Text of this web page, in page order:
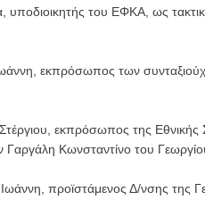
υποδιοικητής του ΕΦΚΑ, ως
εκπρόσωπος των
εκπρόσωπος της
Κωνσταντίνο του
προϊστάμενος Δ/νσης της